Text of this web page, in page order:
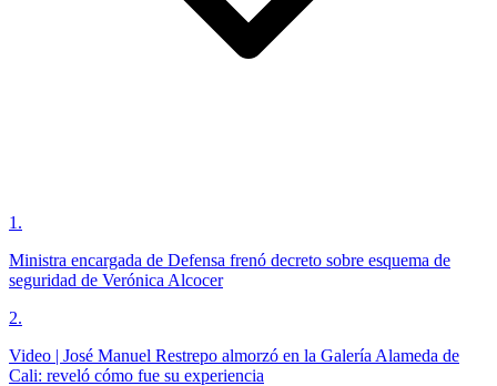
1 .
Ministra encargada de Defensa frenó decreto sobre esquema de
seguridad de Verónica Alcocer
2.
Video | José Manuel Restrepo almorzó en la Galería Alameda de
Cali: reveló cómo fue su experiencia